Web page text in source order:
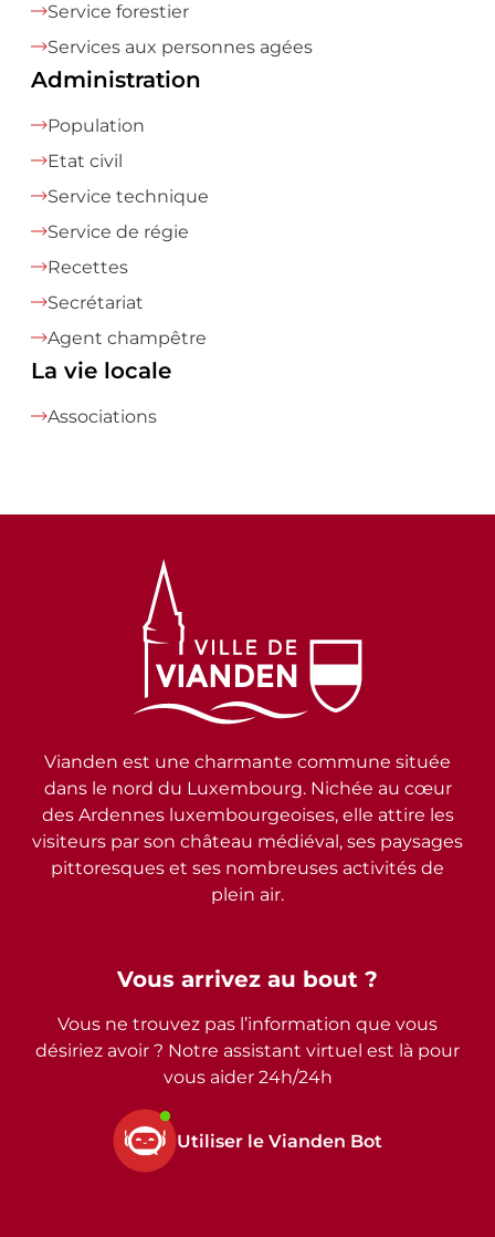
Service forestier
Services aux personnes agées
Administration
Population
Etat civil
Service technique
Service de régie
Recettes
Secrétariat
Agent champêtre
La vie locale
Associations
Vous arrivez au bout ?
Vous ne trouvez pas l’information que vous
désiriez avoir ? Notre assistant virtuel est là pour
vous aider 24h/24h
Utiliser le Vianden Bot
Vianden est une charmante commune située
dans le nord du Luxembourg. Nichée au cœur
des Ardennes luxembourgeoises, elle attire les
visiteurs par son château médiéval, ses paysages
pittoresques et ses nombreuses activités de
plein air.